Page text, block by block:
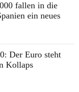
fallen in die
ein neues
Der Euro steht
Kollaps